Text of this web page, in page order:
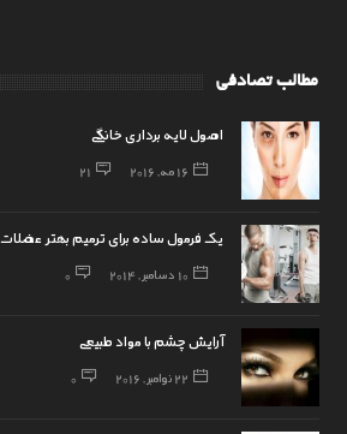
مطالب تصادفی
اصول لایه برداری خانگی
16 مه, 2016 21
یک فرمول ساده برای ترمیم بهتر عضلات
10 دسامبر, 2014 0
آرایش چشم با مواد طبیعی
22 نوامبر, 2016 0